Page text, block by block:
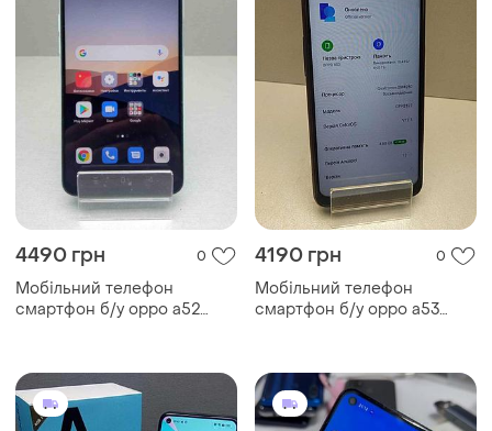
4490 грн 0
Мобільний телефон
смартфон б/у oppo a52
4190 грн 0
Мобільний телефон
смартфон б/у oppo a53